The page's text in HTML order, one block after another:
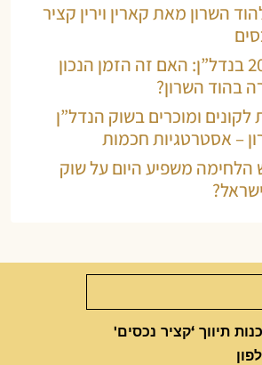
השרון מאת קארין וירין קציר
סיכום 2025 בנדל”ן: האם זה הזמן הנכון
בהוד השרון?
לקונים ומוכרים בשוק הנדל”ן
– אסטרטגיות חכמות
הלחימה משפיע היום על שוק
תיווך ‘קציר נכסים'